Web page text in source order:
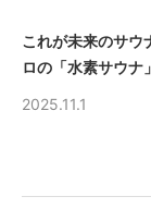
これが未来のサウ
ロの「水素サウ
2025.11.1